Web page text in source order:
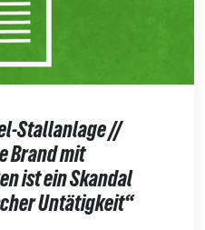
Stallanlage //
Brand mit
ist ein Skandal
Untätigkeit“